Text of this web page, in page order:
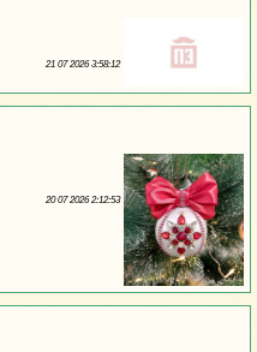
21 07 2026 3:58:12
20 07 2026 2:12:53